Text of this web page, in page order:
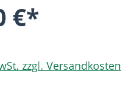
€*
zzgl. Versandkosten